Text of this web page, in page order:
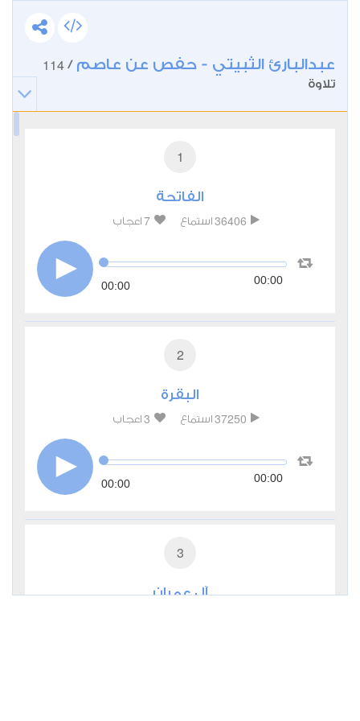
عبدالبارئ الثبيتي - حفص عن عاصم /
114
تلاوة
1
الفاتحة
36406 استماع 7 اعجاب
00:00 00:00
2
البقرة
37250 استماع 3 اعجاب
00:00 00:00
3
آل عمران